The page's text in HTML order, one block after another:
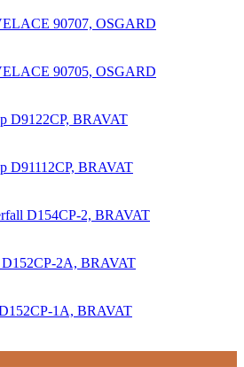
90707, OSGARD
90705, OSGARD
D9122CP, BRAVAT
D91112CP, BRAVAT
D154CP-2, BRAVAT
2A, BRAVAT
1A, BRAVAT